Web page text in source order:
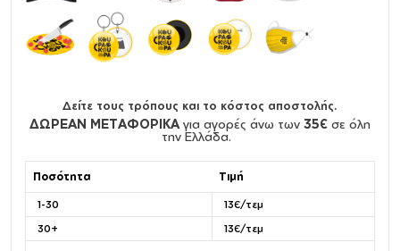
Δείτε τους τρόπους και το κόστος αποστολής.
ΔΩΡΕΑΝ ΜΕΤΑΦΟΡΙΚΑ για αγορές άνω των 35€ σε όλη
την Ελλάδα.
Ποσότητα Τιμή
1-30
13€/τεμ
30+
13€/τεμ